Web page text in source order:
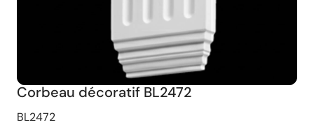
Corbeau décoratif BL2472
BL2472